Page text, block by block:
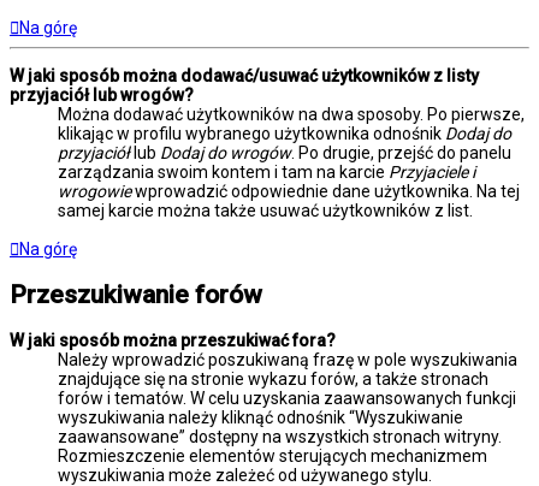
Na górę
W jaki sposób można dodawać/usuwać użytkowników z listy
przyjaciół lub wrogów?
Można dodawać użytkowników na dwa sposoby. Po pierwsze,
klikając w profilu wybranego użytkownika odnośnik Dodaj do
przyjaciółlub Dodaj do wrogów. Po drugie, przejść do panelu
zarządzania swoim kontem i tam na karcie Przyjaciele i
wrogowiewprowadzić odpowiednie dane użytkownika. Na tej
samej karcie można także usuwać użytkowników z list.
Na górę
Przeszukiwanie forów
W jaki sposób można przeszukiwać fora?
Należy wprowadzić poszukiwaną frazę w pole wyszukiwania
znajdujące się na stronie wykazu forów, a także stronach
forów i tematów. W celu uzyskania zaawansowanych funkcji
wyszukiwania należy kliknąć odnośnik “Wyszukiwanie
zaawansowane” dostępny na wszystkich stronach witryny.
Rozmieszczenie elementów sterujących mechanizmem
wyszukiwania może zależeć od używanego stylu.